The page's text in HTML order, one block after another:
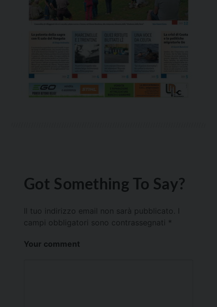
Got Something To Say?
Il tuo indirizzo email non sarà pubblicato.
campi obbligatori sono contrassegnati *
Your comment